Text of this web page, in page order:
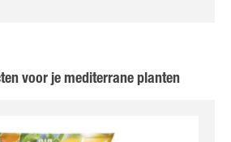
voor je mediterrane planten